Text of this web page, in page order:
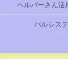
ヘルパーさん活
パルシス